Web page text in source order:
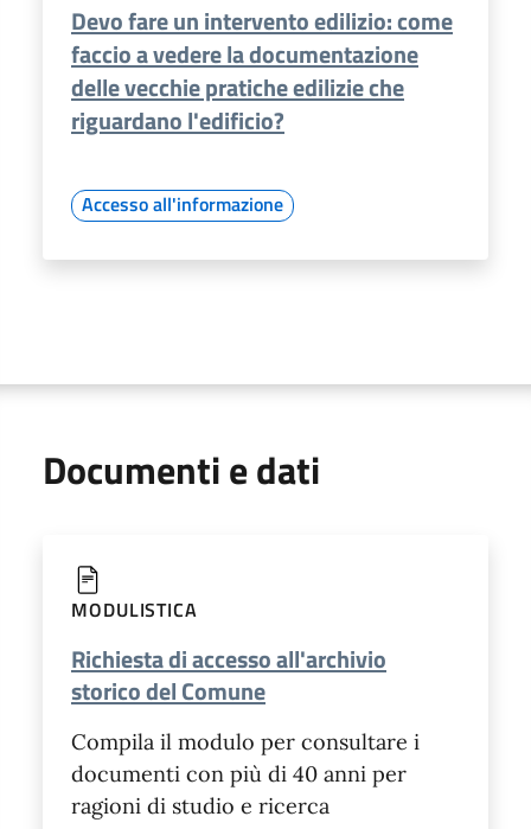
Devo fare un intervento edilizio: come
faccio a vedere la documentazione
delle vecchie pratiche edilizie che
riguardano l'edificio?
Accesso all'informazione
Documenti e dati
MODULISTICA
Richiesta di accesso all'archivio
storico del Comune
Compila il modulo per consultare i
documenti con più di 40 anni per
ragioni di studio e ricerca